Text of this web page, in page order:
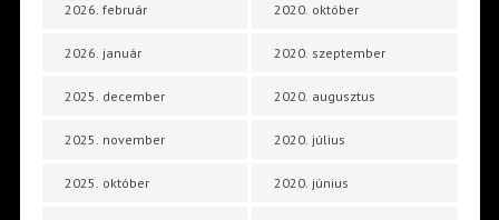
2026. február
2026. január
2025. december
2025. november
2025. október
2020. október
2020. szeptember
2020. augusztus
2020. július
2020. június